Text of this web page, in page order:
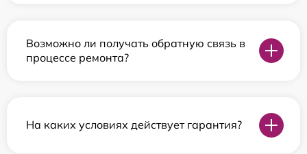
Возможно ли получать обратную связь в
процессе ремонта?
На каких условиях действует гарантия?